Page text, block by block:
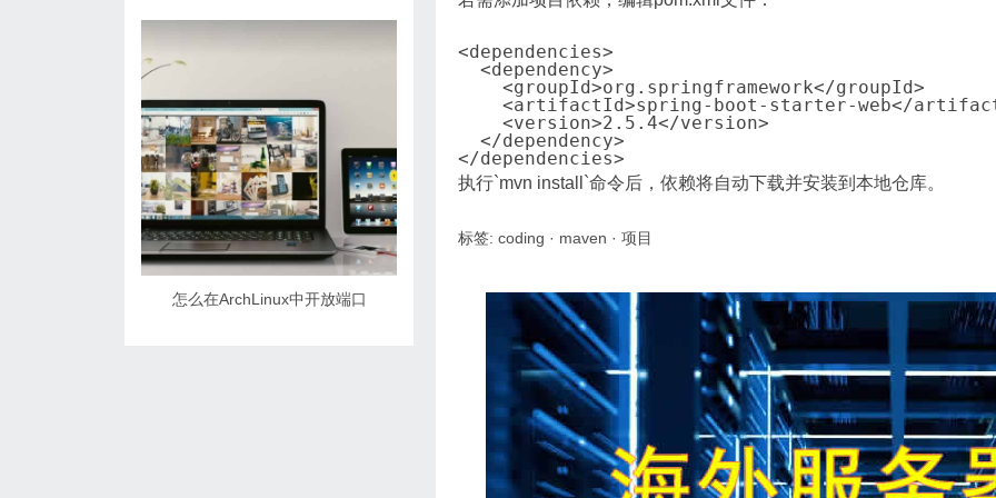
<dependencies>
  <dependency>
    <groupId>org.springframework</groupId>
<artifactId>spring-boot-starter-web</
    <version>2.5.4</version>
  </dependency>
</dependencies>
执行`mvn install`命令后，依赖将自动下载并安装到本地仓库。
标签: coding · maven · 项目
怎么在ArchLinux中开放端口